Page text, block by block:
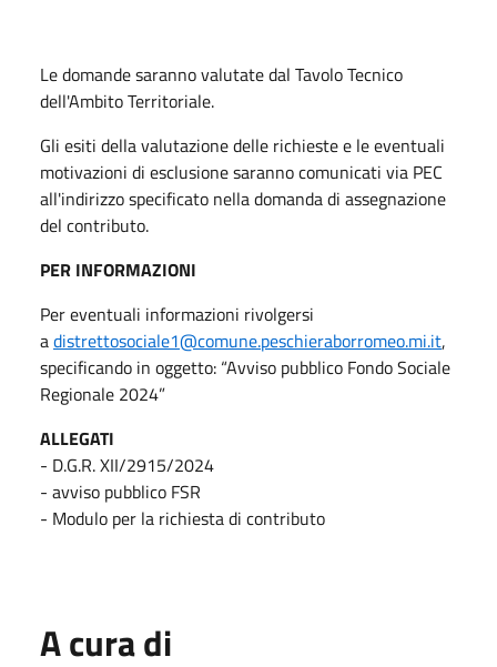
Le domande saranno valutate dal Tavolo Tecnico
dell'Ambito Territoriale.
Gli esiti della valutazione delle richieste e le eventuali
motivazioni di esclusione saranno comunicati via PEC
all'indirizzo specificato nella domanda di assegnazione
del contributo.
PER INFORMAZIONI
Per eventuali informazioni rivolgersi
adistrettosociale1@comune.peschieraborromeo.mi.it,
specificando in oggetto: “Avviso pubblico Fondo Sociale
Regionale 2024”
ALLEGATI
- D.G.R. XII/2915/2024
- avviso pubblico FSR
- Modulo per la richiesta di contributo
A cura di